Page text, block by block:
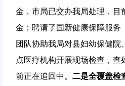
金，市局已交办我局处理，目
金；聘请了国新健康保障服务
团队协助我局对县妇幼保健院
点医疗机构开展现场检查，查
前正在追回中。 二是全覆盖检